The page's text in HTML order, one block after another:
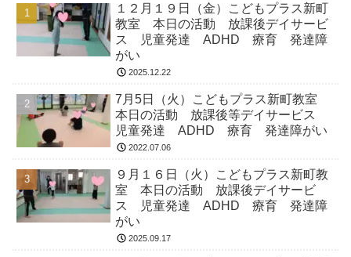
１２月１９日（金）こどもプラス新町
教室 本日の活動 放課後デイサービ
ス 児童発達 ADHD 療育 発達障
がい
2025.12.22
7月5日（火）こどもプラス新町教室
本日の活動 放課後等デイサービス
児童発達 ADHD 療育 発達障がい
2022.07.06
９月１６日（火）こどもプラス新町教
室 本日の活動 放課後デイサービ
ス 児童発達 ADHD 療育 発達障
がい
2025.09.17